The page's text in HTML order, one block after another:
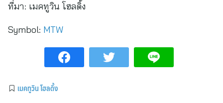
ที่มา: เมคทูวิน โฮลดิ้ง
Symbol: MTW
เมคทูวิน โฮลดิ้ง